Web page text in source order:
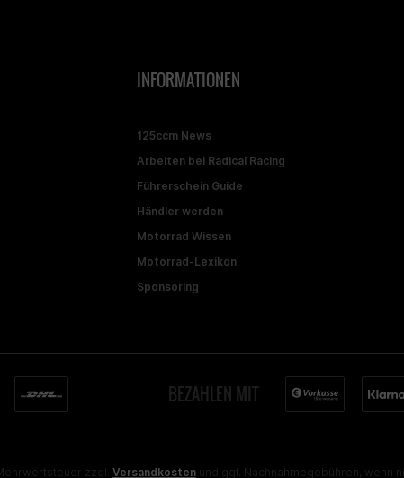
INFORMATIONEN
125ccm News
Arbeiten bei Radical Racing
Führerschein Guide
Händler werden
Motorrad Wissen
Motorrad-Lexikon
Sponsoring
BEZAHLEN MIT
zzgl. Versandkostenund ggf. Nachnahmegebühren, wenn